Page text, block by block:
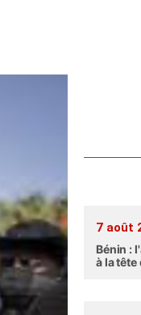
7 août
Bénin :
à la tête